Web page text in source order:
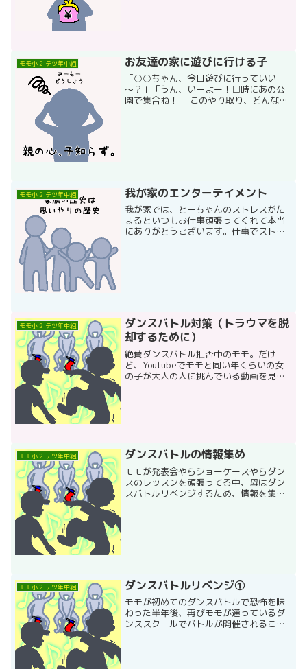
モモ小２ テツ年中組 お友達の家に遊びに行ける子
「○○ちゃん、今日遊びに行っていい
～？」「うん、いーよー！□時にあの公
園で集合ね！」 このやり取り、どんなに
モモ小２ テツ年中組 我が家のエンターテイメント
我が家では、とーちゃんのストレスがた
まるといつもお仕事頑張ってくれて本当
にありがとうございます。仕事でストレ
モモ小２ テツ年中組
ダンスバトル対策（トラウマを脱
却するために）
絶賛ダンスバトル拒否中のモモ。だけ
ど、Youtubeでモモと同い年くらいの女
の子が大人の人に挑んでいる動画を見
モモ小２ テツ年中組 ダンスバトルの情報集め
モモが発表会やらショーケースやらダン
スのレッスンを頑張ってる中、母はダン
スバトルリベンジするため、情報を集め
モモ小２ テツ年中組 ダンスバトルリベンジ①
モモが初めてのダンスバトルで恐怖を味
わった半年後、再びモモが通っているダ
ンススクールでバトルが開催されること